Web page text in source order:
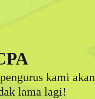
kami akan
lama lagi!